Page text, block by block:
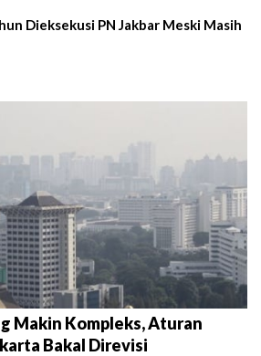
Dieksekusi PN Jakbar Meski Masih
Makin Kompleks, Aturan
Bakal Direvisi